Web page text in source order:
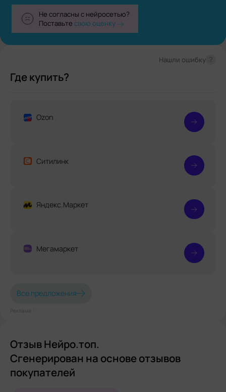
Не согласны с нейросетью?
Поставьтесвою оценку
Где купить?
Нашли ошибку
Ozon
Ситилинк
Яндекс.Маркет
Мегамаркет
Все предложения
Реклама⋮
Отзыв Нейро.топ.
Сгенерирован на основе отзывов
покупателей